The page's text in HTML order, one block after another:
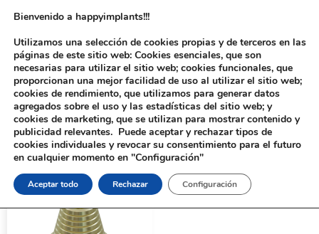
Inicio/ Productos etiquetados “160933”
Bienvenido a happyimplants!!!
Utilizamos una selección de cookies propias y de terceros en las
páginas de este sitio web: Cookies esenciales, que son
necesarias para utilizar el sitio web; cookies funcionales, que
proporcionan una mejor facilidad de uso al utilizar el sitio web;
cookies de rendimiento, que utilizamos para generar datos
agregados sobre el uso y las estadísticas del sitio web; y
cookies de marketing, que se utilizan para mostrar contenido y
publicidad relevantes. Puede aceptar y rechazar tipos de
cookies individuales y revocar su consentimiento para el futuro
en cualquier momento en "Configuración"
Aceptar todo Rechazar Configuración